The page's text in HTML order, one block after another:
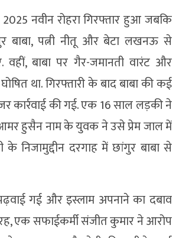
नवीन रोहरा गिरफ्तार हुआ जबकि
बाबा, पत्नी नीतू और बेटा लखनऊ से
वहीं, बाबा पर गैर-जमानती वारंट और
था. गिरफ्तारी के बाद बाबा की कई
कार्रवाई की गई. एक 16 साल लड़की ने
हुसैन नाम के युवक ने उसे प्रेम जाल में
निजामुद्दीन दरगाह में छांगुर बाबा से
गई और इस्लाम अपनाने का दबाव
एक सफाईकर्मी संजीत कुमार ने आरोप